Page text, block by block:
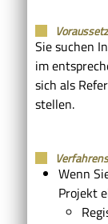
Sie suchen
im
sich als
stellen.
Wenn
Projekt